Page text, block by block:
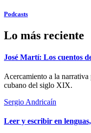
Podcasts
Lo más reciente
José Martí: Los cuentos
Acercamiento a la
cubano del siglo XIX.
Sergio Andricaí­n
Leer y escribir en